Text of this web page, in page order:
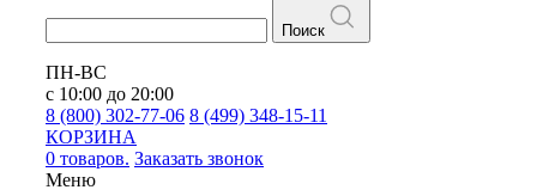
Поиск
ПН-ВС
с 10:00 до 20:00
8 (800) 302-77-06 8 (499) 348-15-11
КОРЗИНА
0 товаров. Заказать звонок
Меню